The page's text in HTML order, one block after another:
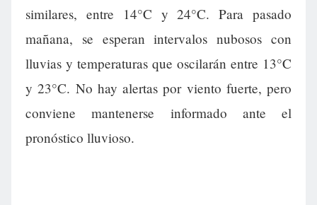
similares, entre 14°C y 24°C. Para pasado
mañana, se esperan intervalos nubosos con
lluvias y temperaturas que oscilarán entre 13°C
y 23°C. No hay alertas por viento fuerte, pero
conviene mantenerse informado ante el
pronóstico lluvioso.